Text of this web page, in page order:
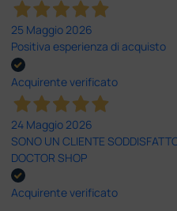
25 Maggio 2026
Positiva esperienza di acquisto
Acquirente verificato
24 Maggio 2026
SONO UN CLIENTE
DOCTOR SHOP
Acquirente verificato